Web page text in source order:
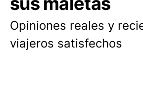
Opiniones reales y
viajeros satisfechos